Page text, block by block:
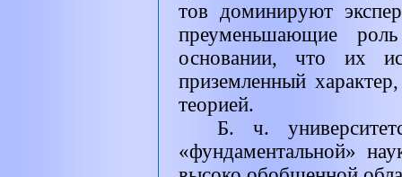
тов доминируют
преуменьшающие
основании, что их
приземленный
теорией.
Б. ч.
«фундаментальной»